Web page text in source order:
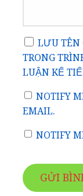
LƯU TÊN
TRONG
LUẬN KẾ
NOTIFY
EMAIL.
NOTIFY